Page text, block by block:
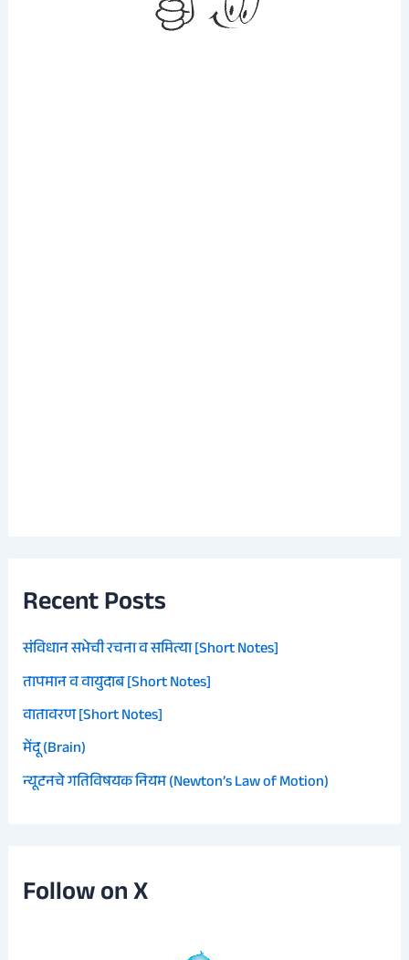
Recent Posts
संविधान सभेची रचना व समित्या [Short Notes]
तापमान व वायुदाब [Short Notes]
वातावरण [Short Notes]
मेंदू (Brain)
न्यूटनचे गतिविषयक नियम (Newton’s Law of Motion)
Follow on X